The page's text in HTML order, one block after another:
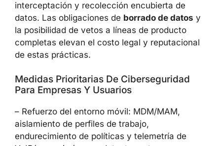
interceptación y recolección encubierta de
datos. Las obligaciones de borrado de datos y
la posibilidad de vetos a líneas de producto
completas elevan el costo legal y reputacional
de estas prácticas.
Medidas Prioritarias De Ciberseguridad
Para Empresas Y Usuarios
– Refuerzo del entorno móvil: MDM/MAM,
aislamiento de perfiles de trabajo,
endurecimiento de políticas y telemetría de